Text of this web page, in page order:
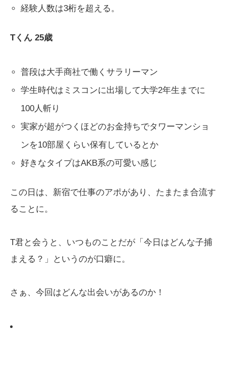
経験人数は3桁を超える。
Tくん 25歳
普段は大手商社で働くサラリーマン
学生時代はミスコンに出場して大学2年生までに
100人斬り
実家が超がつくほどのお金持ちでタワーマンショ
ンを10部屋くらい保有しているとか
好きなタイプはAKB系の可愛い感じ
この日は、新宿で仕事のアポがあり、たまたま合流す
ることに。
T君と会うと、いつものことだが「今日はどんな子捕
まえる？」というのが口癖に。
さぁ、今回はどんな出会いがあるのか！